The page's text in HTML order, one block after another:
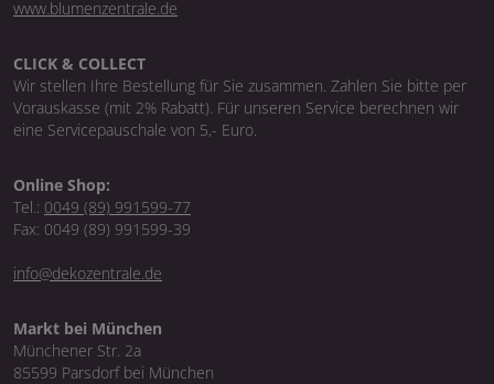
www.blumenzentrale.de
CLICK & COLLECT
Wir stellen Ihre Bestellung für Sie zusammen. Zahlen Sie bitte per
Vorauskasse (mit 2% Rabatt). Für unseren Service berechnen wir
eine Servicepauschale von 5,- Euro.
Online Shop:
Tel.: 0049 (89) 991599-77
Fax: 0049 (89) 991599-39
info@dekozentrale.de
Markt bei München
Münchener Str. 2a
85599 Parsdorf bei München